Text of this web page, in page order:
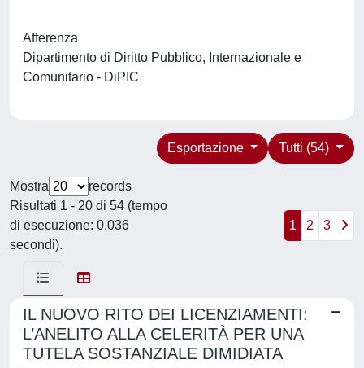
Afferenza
Dipartimento di Diritto Pubblico, Internazionale e
Comunitario - DiPIC
Tutti (54)
Esportazione
Mostra
records
Risultati 1 - 20 di 54 (tempo
di esecuzione: 0.036
secondi).
1 2 3
IL NUOVO RITO DEI LICENZIAMENTI:
L’ANELITO ALLA CELERITÀ PER UNA
TUTELA SOSTANZIALE DIMIDIATA